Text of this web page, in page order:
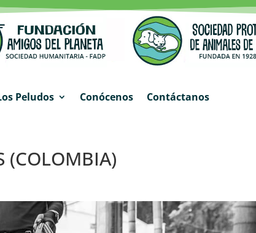
Peludos Conócenos Contáctanos
(COLOMBIA)